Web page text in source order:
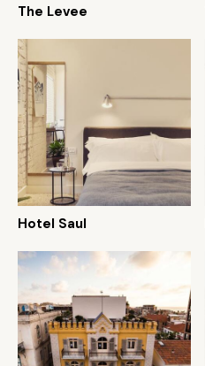
The Levee
Hotel Saul